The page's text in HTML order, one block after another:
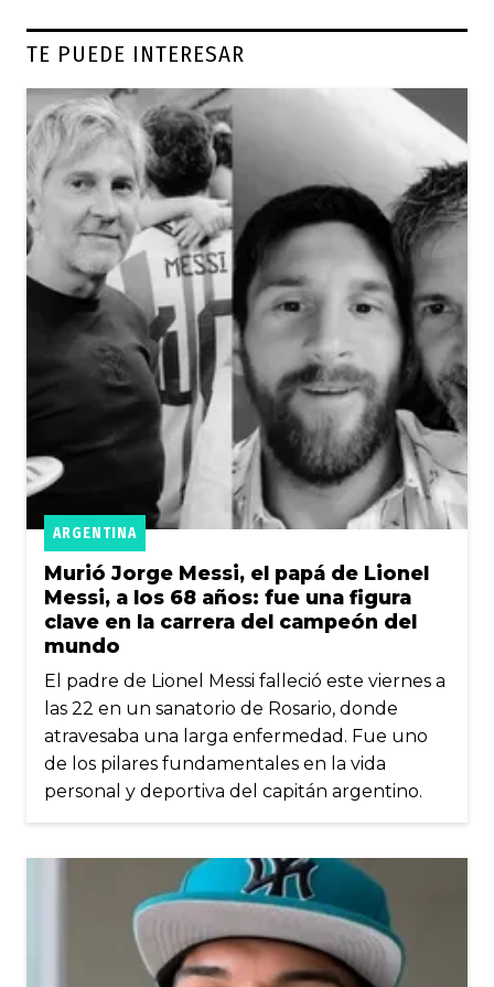
TE PUEDE INTERESAR
Murió Jorge Messi, el papá de Lionel
Messi, a los 68 años: fue una figura
clave en la carrera del campeón del
mundo
ARGENTINA
El padre de Lionel Messi falleció este viernes a
las 22 en un sanatorio de Rosario, donde
atravesaba una larga enfermedad. Fue uno
de los pilares fundamentales en la vida
personal y deportiva del capitán argentino.